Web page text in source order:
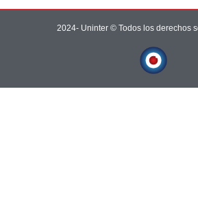
2024- Uninter © Todos los derechos